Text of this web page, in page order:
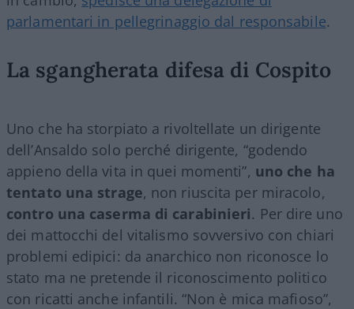
parlamentari in pellegrinaggio dal responsabile.
La sgangherata difesa di Cospito
Uno che ha storpiato a rivoltellate un dirigente
dell’Ansaldo solo perché dirigente, “godendo
appieno della vita in quei momenti”, uno che ha
tentato una strage, non riuscita per miracolo,
contro una caserma di carabinieri. Per dire uno
dei mattocchi del vitalismo sovversivo con chiari
problemi edipici: da anarchico non riconosce lo
stato ma ne pretende il riconoscimento politico
con ricatti anche infantili. “Non è mica mafioso”,